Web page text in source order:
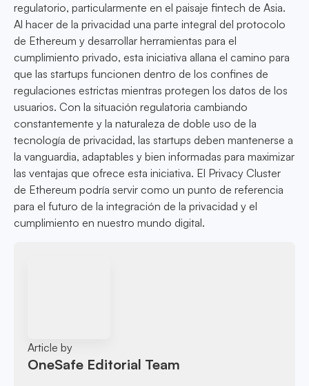
regulatorio, particularmente en el paisaje fintech de Asia.
Al hacer de la privacidad una parte integral del protocolo
de Ethereum y desarrollar herramientas para el
cumplimiento privado, esta iniciativa allana el camino para
que las startups funcionen dentro de los confines de
regulaciones estrictas mientras protegen los datos de los
usuarios. Con la situación regulatoria cambiando
constantemente y la naturaleza de doble uso de la
tecnología de privacidad, las startups deben mantenerse a
la vanguardia, adaptables y bien informadas para maximizar
las ventajas que ofrece esta iniciativa. El Privacy Cluster
de Ethereum podría servir como un punto de referencia
para el futuro de la integración de la privacidad y el
cumplimiento en nuestro mundo digital.
Article by
OneSafe Editorial Team